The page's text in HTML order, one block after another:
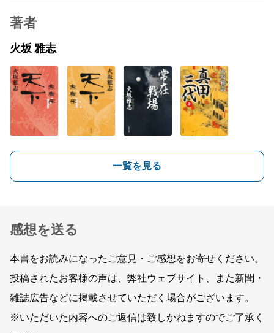
著者
火坂 雅志
一覧を見る
感想を送る
本書をお読みになったご意見・ご感想をお寄せください。
投稿されたお客様の声は、弊社ウェブサイト、また新聞・
雑誌広告などに掲載させていただく場合がございます。
※いただいた内容へのご返信は致しかねますのでご了承く